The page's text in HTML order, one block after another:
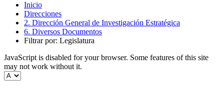
Inicio
Direcciones
2. Dirección General de Investigación Estratégica
6. Diversos Documentos
Filtrar por: Legislatura
JavaScript is disabled for your browser. Some features of this site
may not work without it.